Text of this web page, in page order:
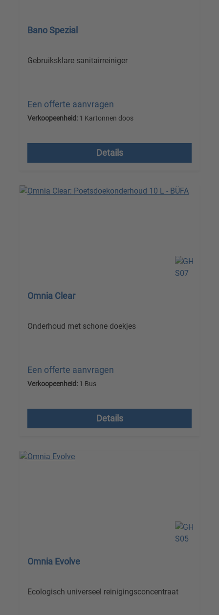
Bano Spezial
Gebruiksklare sanitairreiniger
Een offerte aanvragen
Verkoopeenheid: 1 Kartonnen doos
Details
Omnia Clear
Onderhoud met schone doekjes
Een offerte aanvragen
Verkoopeenheid: 1 Bus
Details
Omnia Evolve
Ecologisch universeel reinigingsconcentraat